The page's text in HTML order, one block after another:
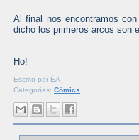
Al final nos encontramos
dicho los primeros arcos son
Ho!
Escrito por ÉA
Categorías: Cómics